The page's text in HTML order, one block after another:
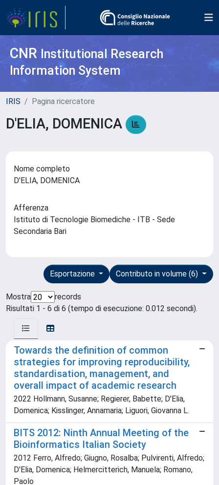
CNR Institutional Research
Information System
IRIS Pagina ricercatore
D'ELIA, DOMENICA
Nome completo
D'ELIA, DOMENICA
Afferenza
Istituto di Tecnologie Biomediche - ITB - Sede
Secondaria Bari
Contributo in volume (6)
Esportazione
Mostra
records
Risultati 1 - 6 di 6 (tempo di esecuzione: 0.012 secondi).
Towards the definition of common
strategies for improving reproducibility,
standardisation, management, and
overall impact of academic research
2022 Hollmann, Susanne; Regierer, Babette; D'Elia,
Domenica; Kisslinger, Annamaria; Liguori, Giovanna L.
BITS 2012: Ninth Annual Meeting of the
Bioinformatics Italian Society
2012 Ferro, Alfredo; Giugno, Rosalba; Pulvirenti, Alfredo;
D'Elia, Domenica; Helmercitterich, Manuela; Romano,
Paolo